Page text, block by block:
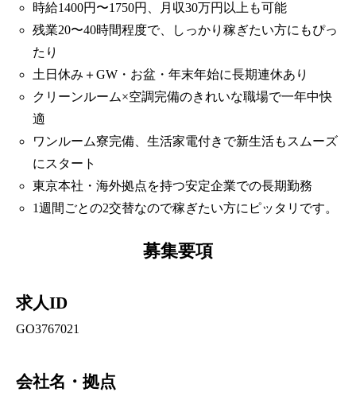
時給1400円〜1750円、月収30万円以上も可能
残業20〜40時間程度で、しっかり稼ぎたい方にもぴっ
たり
土日休み＋GW・お盆・年末年始に長期連休あり
クリーンルーム×空調完備のきれいな職場で一年中快
適
ワンルーム寮完備、生活家電付きで新生活もスムーズ
にスタート
東京本社・海外拠点を持つ安定企業での長期勤務
1週間ごとの2交替なので稼ぎたい方にピッタリです。
募集要項
求人ID
GO3767021
会社名・拠点